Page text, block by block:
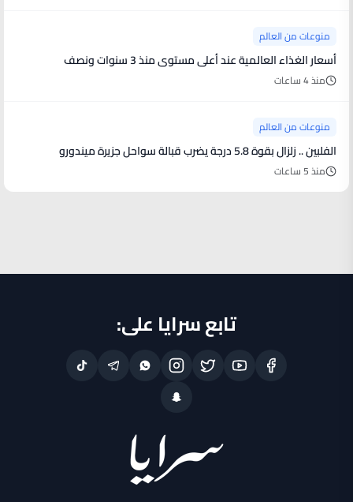
منوعات من العالم
أسعار الغذاء العالمية عند أعلى مستوى منذ 3 سنوات ونصف
منذ 4 ساعات
منوعات من العالم
الفلبين .. زلزال بقوة 5.8 درجة يضرب قبالة سواحل جزيرة ميندورو
منذ 5 ساعات
تابع سرايا على: